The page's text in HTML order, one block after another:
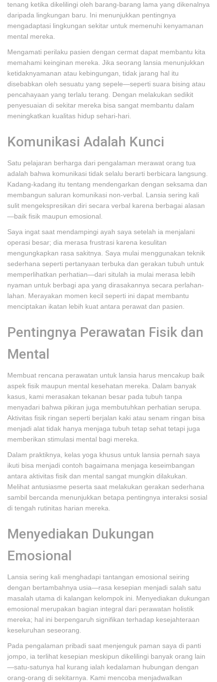
tenang ketika dikelilingi oleh barang-barang lama yang dikenalnya
daripada lingkungan baru. Ini menunjukkan pentingnya
mengadaptasi lingkungan sekitar untuk memenuhi kenyamanan
mental mereka.
Mengamati perilaku pasien dengan cermat dapat membantu kita
memahami keinginan mereka. Jika seorang lansia menunjukkan
ketidaknyamanan atau kebingungan, tidak jarang hal itu
disebabkan oleh sesuatu yang sepele—seperti suara bising atau
pencahayaan yang terlalu terang. Dengan melakukan sedikit
penyesuaian di sekitar mereka bisa sangat membantu dalam
meningkatkan kualitas hidup sehari-hari.
Komunikasi Adalah Kunci
Satu pelajaran berharga dari pengalaman merawat orang tua
adalah bahwa komunikasi tidak selalu berarti berbicara langsung.
Kadang-kadang itu tentang mendengarkan dengan seksama dan
membangun saluran komunikasi non-verbal. Lansia sering kali
sulit mengekspresikan diri secara verbal karena berbagai alasan
—baik fisik maupun emosional.
Saya ingat saat mendampingi ayah saya setelah ia menjalani
operasi besar; dia merasa frustrasi karena kesulitan
mengungkapkan rasa sakitnya. Saya mulai menggunakan teknik
sederhana seperti pertanyaan terbuka dan gerakan tubuh untuk
memperlihatkan perhatian—dari situlah ia mulai merasa lebih
nyaman untuk berbagi apa yang dirasakannya secara perlahan-
lahan. Merayakan momen kecil seperti ini dapat membantu
menciptakan ikatan lebih kuat antara perawat dan pasien.
Pentingnya Perawatan Fisik dan
Mental
Membuat rencana perawatan untuk lansia harus mencakup baik
aspek fisik maupun mental kesehatan mereka. Dalam banyak
kasus, kami merasakan tekanan besar pada tubuh tanpa
menyadari bahwa pikiran juga membutuhkan perhatian serupa.
Aktivitas fisik ringan seperti berjalan kaki atau senam ringan bisa
menjadi alat tidak hanya menjaga tubuh tetap sehat tetapi juga
memberikan stimulasi mental bagi mereka.
Dalam praktiknya, kelas yoga khusus untuk lansia pernah saya
ikuti bisa menjadi contoh bagaimana menjaga keseimbangan
antara aktivitas fisik dan mental sangat mungkin dilakukan.
Melihat antusiasme peserta saat melakukan gerakan sederhana
sambil bercanda menunjukkan betapa pentingnya interaksi sosial
di tengah rutinitas harian mereka.
Menyediakan Dukungan
Emosional
Lansia sering kali menghadapi tantangan emosional seiring
dengan bertambahnya usia—rasa kesepian menjadi salah satu
masalah utama di kalangan kelompok ini. Menyediakan dukungan
emosional merupakan bagian integral dari perawatan holistik
mereka; hal ini berpengaruh signifikan terhadap kesejahteraan
keseluruhan seseorang.
Pada pengalaman pribadi saat menjenguk paman saya di panti
jompo, ia terlihat kesepian meskipun dikelilingi banyak orang lain
—satu-satunya hal kurang ialah kedalaman hubungan dengan
orang-orang di sekitarnya. Kami mencoba menjadwalkan